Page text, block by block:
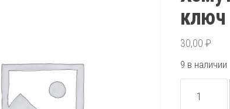
ключ
30,00 ₽
9 в наличии
товара